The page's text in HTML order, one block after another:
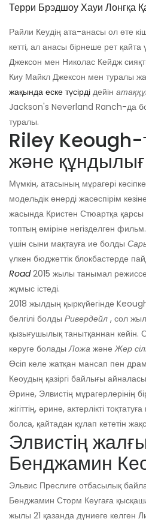
Терри Брэдшоу Хауи Лонгқа
Райли Кеудің ата-анасы ол өте
кетті, ал анасы бірнеше рет
Джексон мен Николас Кейдж
Киу Майкл Джексон мен туралы
жақында еске түсірді дейін
Jackson's Neverland Ranch-да
туралы.
Riley Keough-
және
Мүмкін, атасының мұрагері
модельдік өнерді жасөспірім
жасында Кристен Стюартқа
топтың өміріне негізделген
үшін сыни мақтауға ие болды
үлкен бюджеттік блокбастерде
Road 2015 жылы танымал
жұмыс істеді.
2018 жылдың қыркүйегінде Keough
белгілі болды Ривердейл , сол
қызығушылық танытқаннан
көруге боладыЛожа жәнеЖер
Өсіп келе жатқан мансап пен
Кеоудың қазіргі байлығы
Әрине, Элвистің мұрагерлерінің
жігіттің, әрине, актерлікті
болса, қайтадан құлап кететін
Элвистің
Бенджамин
Эльвис Преслиге отбасылық
Бенджамин Сторм Кеугаға
жылы 21 қазанда дүниеге келген